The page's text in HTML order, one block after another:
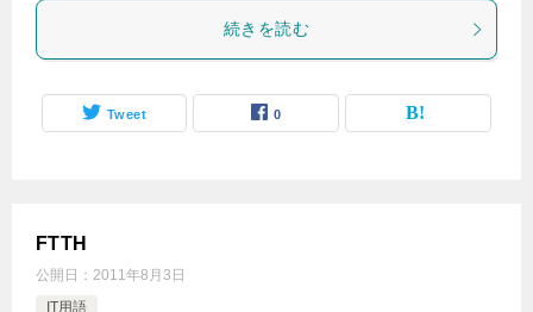
続きを読む
Tweet 0
FTTH
公開日： 2011年8月3日
IT用語